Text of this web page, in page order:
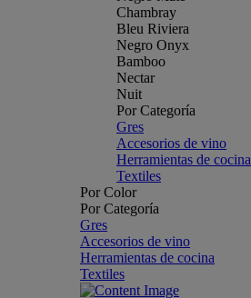
Chambray
Bleu Riviera
Negro Onyx
Bamboo
Nectar
Nuit
Por Categoría
Gres
Accesorios de vino
Herramientas de cocina
Textiles
Por Color
Por Categoría
Gres
Accesorios de vino
Herramientas de cocina
Textiles